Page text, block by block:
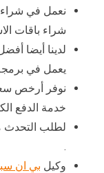
نعمل في
شراء باقات
لدينا أيضا
يعمل في
نوفر أرخص
خدمة الدفع
لطلب التحدث
.
وكيل بي ان